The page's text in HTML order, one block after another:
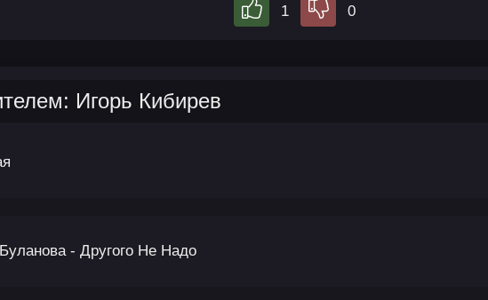
1 0
Игорь Кибирев
- Другого Не Надо